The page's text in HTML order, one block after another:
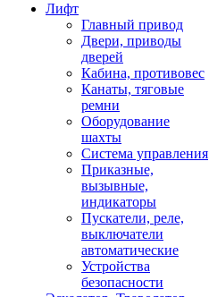
Лифт
Главный привод
Двери, приводы
дверей
Кабина, противовес
Канаты, тяговые
ремни
Оборудование
шахты
Система управления
Приказные,
вызывные,
индикаторы
Пускатели, реле,
выключатели
автоматические
Устройства
безопасности